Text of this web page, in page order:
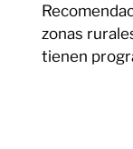
zonas
tienen